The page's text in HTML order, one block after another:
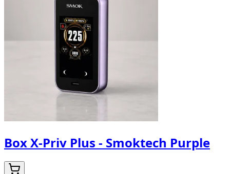
Box X-Priv Plus - Smoktech Purple